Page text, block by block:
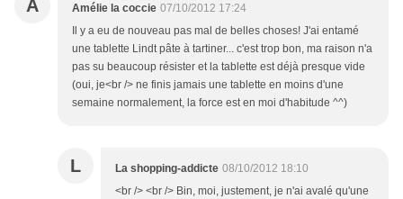
A Amélie la coccie 07/10/2012 17:24
Il y a eu de nouveau pas mal de belles choses! J'ai entamé
une tablette Lindt pâte à tartiner... c'est trop bon, ma raison n'a
pas su beaucoup résister et la tablette est déjà presque vide
(oui, je<br /> ne finis jamais une tablette en moins d'une
semaine normalement, la force est en moi d'habitude ^^)
L La shopping-addicte 08/10/2012 18:10
<br /> <br /> Bin, moi, justement, je n'ai avalé qu'une